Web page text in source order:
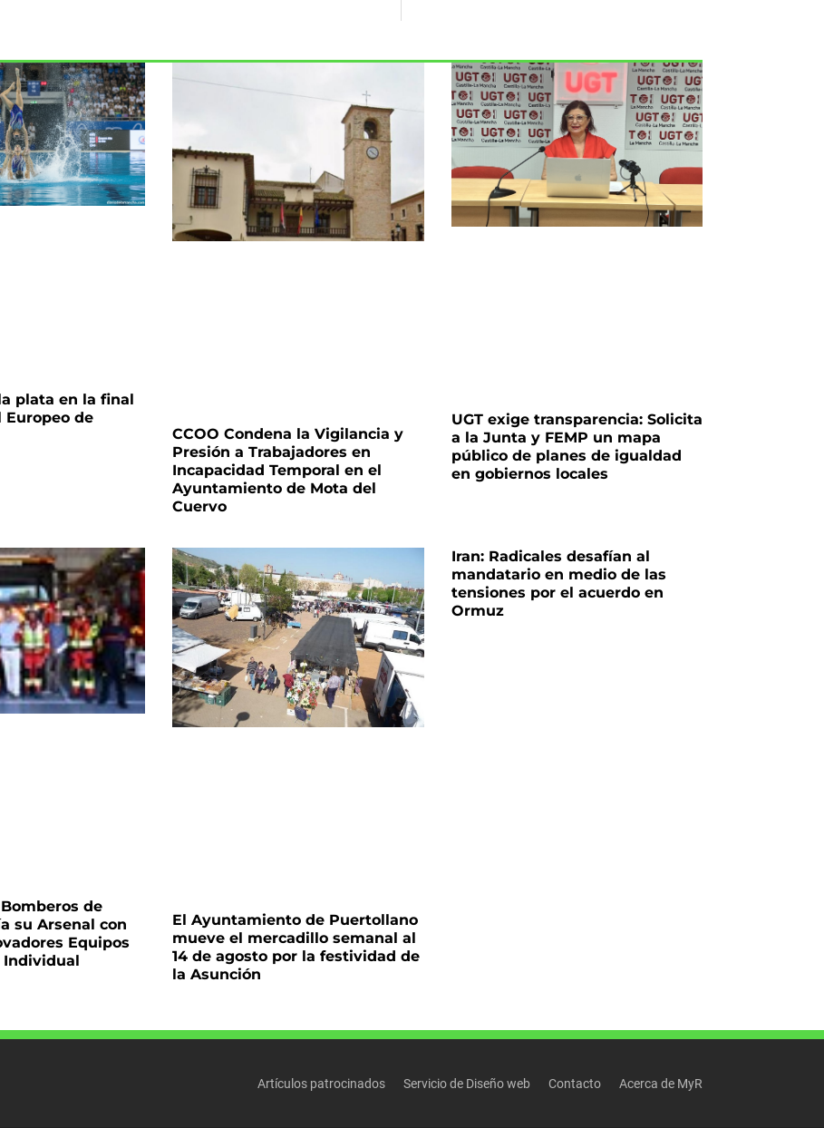
plata en la final
Europeo de
CCOO Condena la Vigilancia y
Presión a Trabajadores en
Incapacidad Temporal en el
Ayuntamiento de Mota del
Cuervo
UGT exige transparencia: Solicita
a la Junta y FEMP un mapa
público de planes de igualdad
en gobiernos locales
de
su Arsenal con
Equipos
Individual
El Ayuntamiento de Puertollano
mueve el mercadillo semanal al
14 de agosto por la festividad de
la Asunción
Iran: Radicales desafían al
mandatario en medio de las
tensiones por el acuerdo en
Ormuz
Artículos patrocinados Servicio de Diseño web Contacto Acerca de MyR